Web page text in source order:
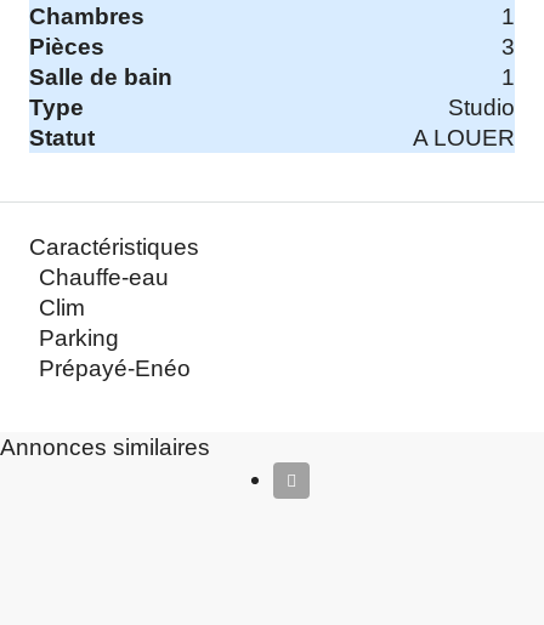
Chambres
1
Pièces
3
Salle de bain
1
Type
Studio
Statut
A LOUER
Caractéristiques
Chauffe-eau
Clim
Parking
Prépayé-Enéo
Annonces similaires